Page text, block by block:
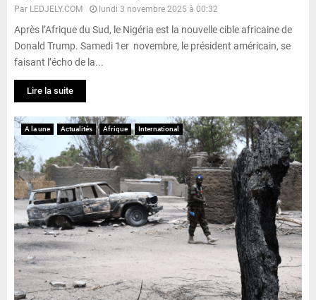
Par LEDJELY.COM lundi 3 novembre 2025 à 00:32
Après l’Afrique du Sud, le Nigéria est la nouvelle cible africaine de
Donald Trump. Samedi 1er novembre, le président américain, se
faisant l’écho de la...
Lire la suite
A la une Actualités Afrique International